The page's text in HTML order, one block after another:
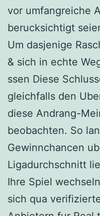
vor umfangreiche
berucksichtigt
Um dasjenige
& sich in echte
ssen Diese
gleichfalls den
diese Andrang-
beobachten. So
Gewinnchancen
Ligadurchschnitt
Ihre Spiel
sich qua